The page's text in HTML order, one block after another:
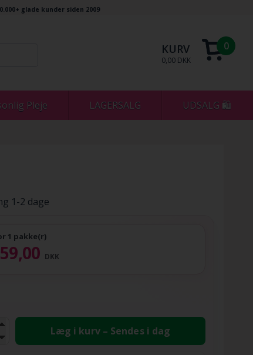
glade kunder siden 2009
KURV
0,00 DKK
0
Pleje LAGERSALG UDSALG 🛍
1-2 dage
1 pakke(r)
59,00 DKK
Læg i kurv – Sendes i dag